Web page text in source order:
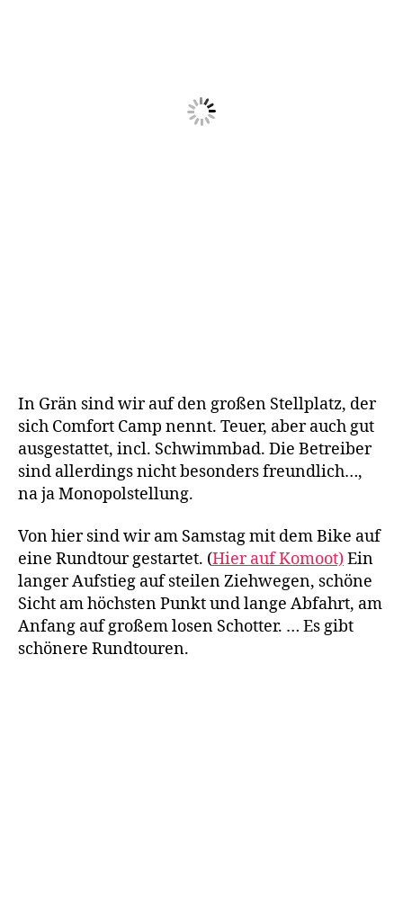
In Grän sind wir auf den großen Stellplatz, der
sich Comfort Camp nennt. Teuer, aber auch gut
ausgestattet, incl. Schwimmbad. Die Betreiber
sind allerdings nicht besonders freundlich…,
na ja Monopolstellung.
Von hier sind wir am Samstag mit dem Bike auf
eine Rundtour gestartet. (Hier auf Komoot)Ein
langer Aufstieg auf steilen Ziehwegen, schöne
Sicht am höchsten Punkt und lange Abfahrt, am
Anfang auf großem losen Schotter. … Es gibt
schönere Rundtouren.